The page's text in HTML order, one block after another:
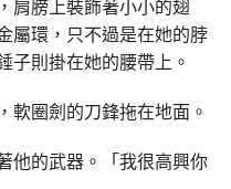
肩膀上裝飾著小小的翅
屬環，只不過是在她的脖
子則掛在她的腰帶上。
軟圈劍的刀鋒拖在地面。
他的武器。「我很高興你